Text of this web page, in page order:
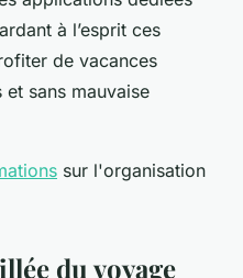
à l’esprit ces
de vacances
sans mauvaise
sur l'organisation
du voyage